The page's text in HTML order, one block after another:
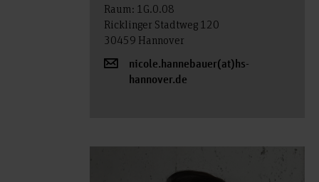
Raum: 1G.0.08
Ricklinger Stadtweg 120
30459 Hannover
nicole.hannebauer(at)hs-
hannover.de